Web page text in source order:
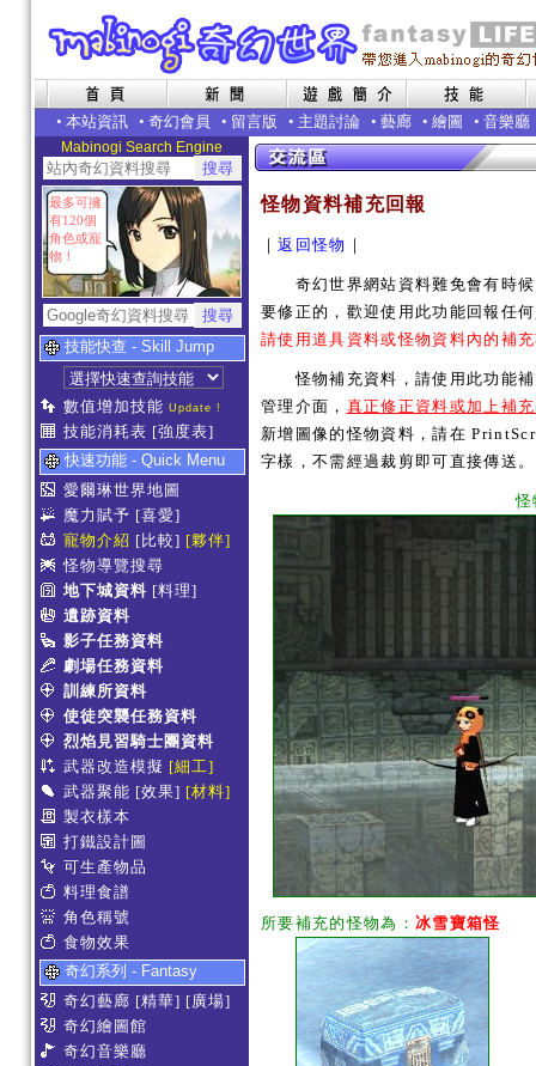
• 本站資訊 • 奇幻會員 • 留言版 • 主題討論 • 藝廊 • 繪圖 • 音樂廳
Mabinogi Search Engine
最多可擁
有120個
角色或寵
物！
技能快查 - Skill Jump
數值增加技能 Update !
技能消耗表 [強度表]
快速功能 - Quick Menu
愛爾琳世界地圖
魔力賦予 [喜愛]
寵物介紹 [比較] [夥伴]
怪物導覽搜尋
地下城資料 [料理]
遺跡資料
影子任務資料
劇場任務資料
訓練所資料
使徒突襲任務資料
烈焰見習騎士團資料
武器改造模擬 [細工]
武器聚能 [效果] [材料]
製衣樣本
打鐵設計圖
可生產物品
料理食譜
角色稱號
食物效果
奇幻系列 - Fantasy
奇幻藝廊 [精華] [廣場]
奇幻繪圖館
奇幻音樂廳
怪物資料補充回報
｜返回怪物 ｜
奇幻世界網站資料難免會有時候
要修正的，歡迎使用此功能回報任
請使用道具資料或怪物資料內的補
怪物補充資料，請使用此功能補
管理介面， 真正修正資料或加上補
新增圖像的怪物資料，請在
字樣，不需經過裁剪即可直接傳送。
怪
所要補充的怪物為： 冰雪寶箱怪